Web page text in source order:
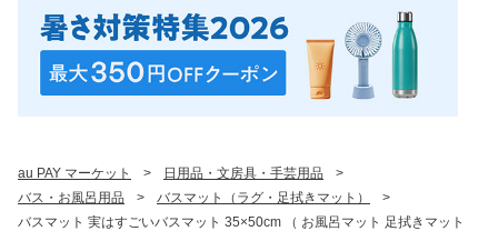
au PAY マーケット > 日用品・文房具・手芸用品
>
バス・お風呂用品
> バスマット（ラグ・足拭きマット）
>
バスマット 実はすごいバスマット 35×50cm （ お風呂マット 足拭きマット